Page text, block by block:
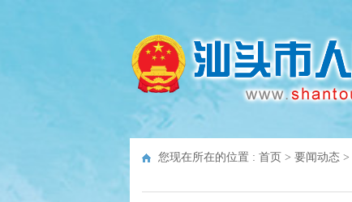
您现在所在的位置 : 首页 > 要闻动态 >